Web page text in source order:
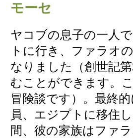
モーセ
ヤコブの息子の一人
トに行き、ファラオ
なりました（創世記
むことができます。
冒険談です）。最終
員、エジプトに移住
間、彼の家族はファ